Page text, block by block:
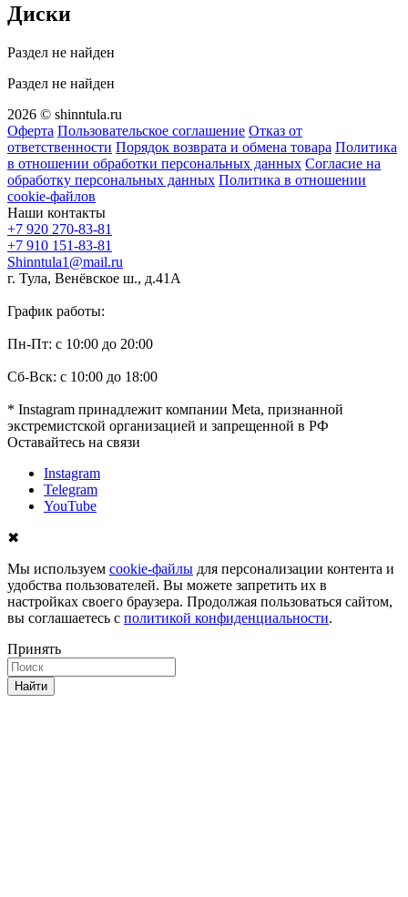
Диски
Раздел не найден
Раздел не найден
2026 © shinntula.ru
Оферта Пользовательское соглашение Отказ от
ответственности Порядок возврата и обмена товара Политика
в отношении обработки персональных данных Согласие на
обработку персональных данных Политика в отношении
cookie-файлов
Наши контакты
+7 920 270-83-81
+7 910 151-83-81
Shinntula1@mail.ru
г. Тула, Венёвское ш., д.41А
График работы:
Пн-Пт: с 10:00 до 20:00
Сб-Вск: с 10:00 до 18:00
* Instagram принадлежит компании Meta, признанной
экстремистской организацией и запрещенной в РФ
Оставайтесь на связи
Instagram
Telegram
YouTube
✖
Мы используем cookie-файлы для персонализации контента и
удобства пользователей. Вы можете запретить их в
настройках своего браузера. Продолжая пользоваться сайтом,
вы соглашаетесь с политикой конфиденциальности.
Принять
Найти